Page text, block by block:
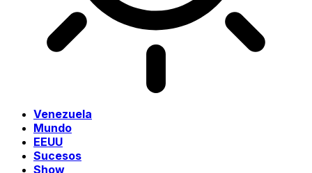
Venezuela
Mundo
EEUU
Sucesos
Show